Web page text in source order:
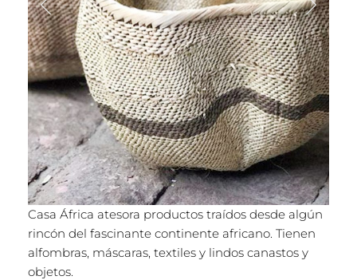
Casa África atesora productos traídos desde algún
rincón del fascinante continente africano. Tienen
alfombras, máscaras, textiles y lindos canastos y
objetos.